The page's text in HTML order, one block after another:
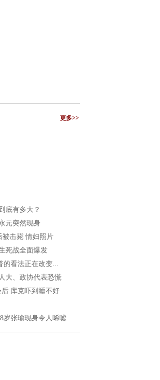
更多>>
底有多大？
元突然现身
被击毙 情妇照片
死战全面爆发
的看法正在改变...
大、政协代表恐慌
库克吓到睡不好
岁张瑜现身令人唏嘘